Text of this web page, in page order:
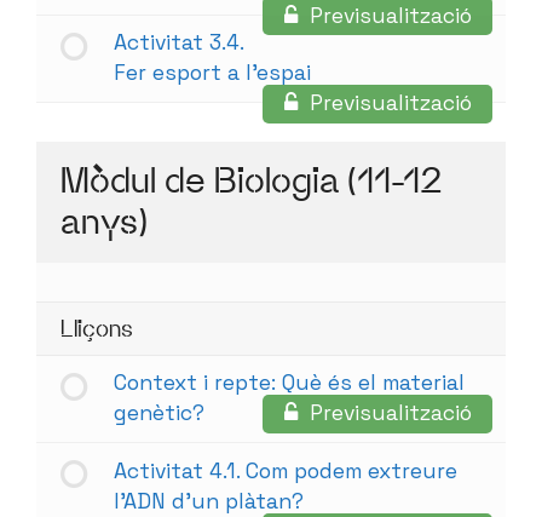
Previsualització
Activitat 3.4.
Fer esport a l’espai
Previsualització
Mòdul de Biologia (11-12
anys)
Lliçons
Context i repte: Què és el material
genètic?
Previsualització
Activitat 4.1. Com podem extreure
l’ADN d’un plàtan?